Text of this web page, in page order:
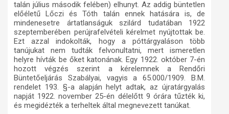
talán július második felében) elhunyt. Az addig büntetlen
előéletű Lőczi és Tóth talán ennek hatására is, de
mindenesetre ártatlanságuk szilárd tudatában 1922
szeptemberében perújrafelvételi kérelmet nyújtottak be.
Ezt azzal indokolták, hogy a póttárgyaláson több
tanújukat nem tudták felvonultatni, mert ismeretlen
helyre hívták be őket katonának. Egy 1922. október 7-én
hozott végzés szerint a kérelemnek a Rendőri
Büntetőeljárás Szabályai, vagyis a 65.000/1909. B.M.
rendelet 193. §-a alapján helyt adtak, az újratárgyalás
napját 1922. november 25-én délelőtt 9 órára tűzték ki,
és megidézték a terheltek által megnevezett tanúkat.